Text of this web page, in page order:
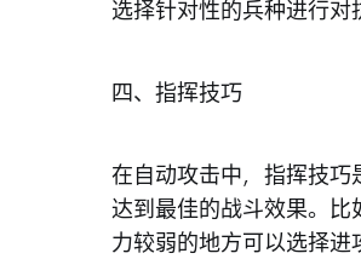
选择针对性的兵种进行对
四、指挥技巧
在自动攻击中，指挥技巧
达到最佳的战斗效果。比
力较弱的地方可以选择进